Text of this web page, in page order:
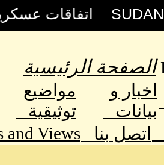
الصفحة الرئيسية
اخبار و
بيانات
مواضيع
توثيقية
اتصل بنا and Views